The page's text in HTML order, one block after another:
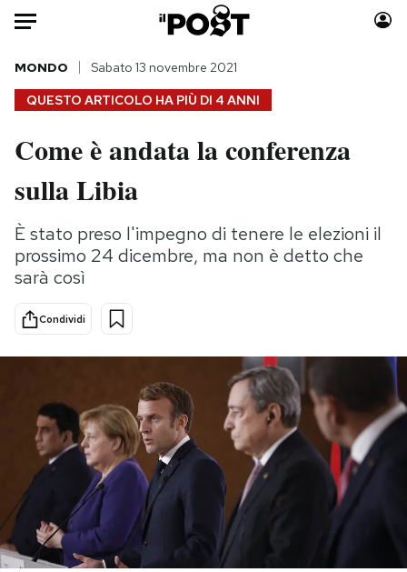
Auto
HOME
Italia
Politica
Tecnologia
Internet
Scienza
Cultura
Economia
Moda
Storie/Idee
Ok Boomer!
Mondiali calcio 2026
PODCAST
NEWSLETTER
I MIEI PREFERITI
QUESTO ARTICOLO HA PIÙ DI 4 ANNI
MONDO Sabato 13 novembre 2021
Come è andata la conferenza
sulla Libia
È stato preso l'impegno di tenere le elezioni il
prossimo 24 dicembre, ma non è detto che
sarà così
Condividi